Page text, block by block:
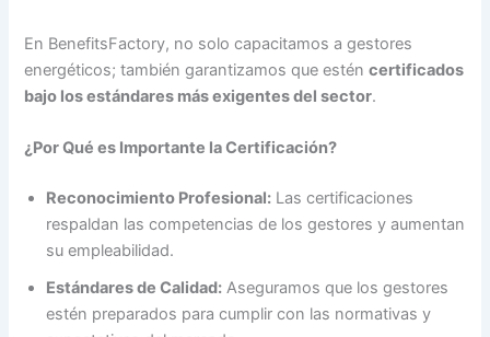
En BenefitsFactory, no solo capacitamos a gestores
energéticos; también garantizamos que esténcertificados
bajo los estándares más exigentes del sector.
¿Por Qué es Importante la Certificación?
Reconocimiento Profesional: Las certificaciones
respaldan las competencias de los gestores y aumentan
su empleabilidad.
Estándares de Calidad: Aseguramos que los gestores
estén preparados para cumplir con las normativas y